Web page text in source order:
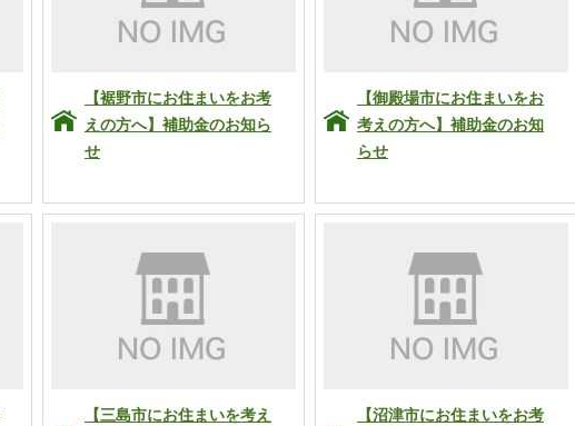
【裾野市にお住まいをお考
えの方へ】補助金のお知ら
せ
【御殿場市にお住まいをお
考えの方へ】補助金のお知
らせ
【三島市にお住まいを考え
【沼津市にお住まいをお考